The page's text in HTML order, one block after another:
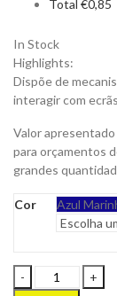
Total €0,85
In Stock
Highlights:
Dispõe de
interagir com
Valor
para orçamentos
grandes
Cor Azul
Esferográfica
Pivixo